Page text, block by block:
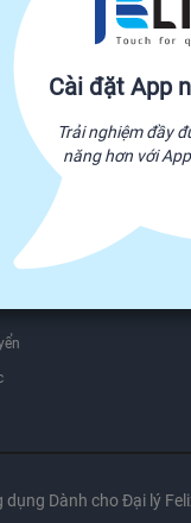
thông tin email của bạn cho
trên
Bộ
dụng Dành cho Đại lý
Cài đặt App
Trải nghiệm đầy
năng hơn với